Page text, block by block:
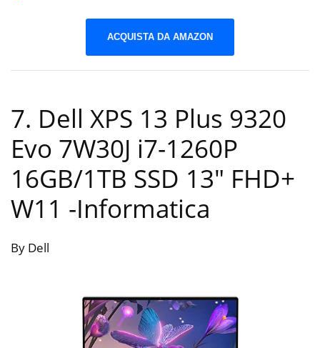
ACQUISTA DA AMAZON
7. Dell XPS 13 Plus 9320
Evo 7W30J i7-1260P
16GB/1TB SSD 13″ FHD+
W11 -Informatica
By Dell